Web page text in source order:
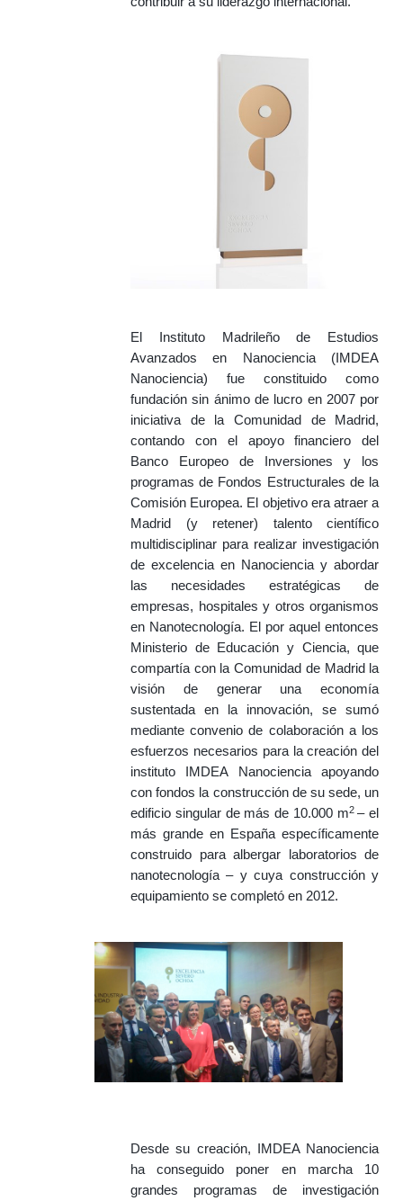
El Instituto Madrileño de Estudios
Avanzados en Nanociencia (IMDEA
Nanociencia) fue constituido como
fundación sin ánimo de lucro en 2007 por
iniciativa de la Comunidad de Madrid,
contando con el apoyo financiero del
Banco Europeo de Inversiones y los
programas de Fondos Estructurales de la
Comisión Europea. El objetivo era atraer a
Madrid (y retener) talento científico
multidisciplinar para realizar investigación
de excelencia en Nanociencia y abordar
las necesidades estratégicas de
empresas, hospitales y otros organismos
en Nanotecnología. El por aquel entonces
Ministerio de Educación y Ciencia, que
compartía con la Comunidad de Madrid la
visión de generar una economía
sustentada en la innovación, se sumó
mediante convenio de colaboración a los
esfuerzos necesarios para la creación del
instituto IMDEA Nanociencia apoyando
con fondos la construcción de su sede, un
edificio singular de más de 10.000 m2 – el
más grande en España específicamente
construido para albergar laboratorios de
nanotecnología – y cuya construcción y
equipamiento se completó en 2012.
Desde su creación, IMDEA Nanociencia
ha conseguido poner en marcha 10
grandes programas de investigación